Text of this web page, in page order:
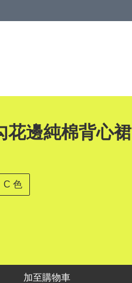
花邊純棉背心裙
C 色
加至購物車